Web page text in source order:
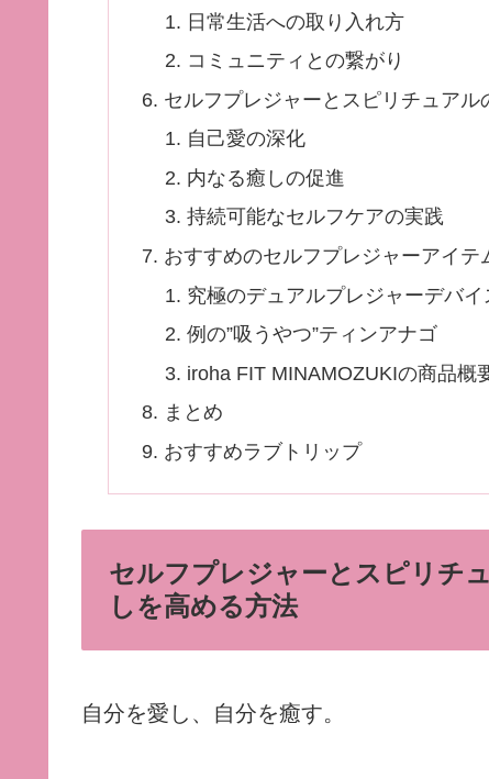
日常生活への取り入れ方
コミュニティとの繋がり
セルフプレジャーとスピリチュアル
自己愛の深化
内なる癒しの促進
持続可能なセルフケアの実践
おすすめのセルフプレジャーアイテ
究極のデュアルプレジャーデバイ
例の”吸うやつ”ティンアナゴ
iroha FIT MINAMOZUKIの商品概
まとめ
おすすめラブトリップ
セルフプレジャーとスピリチ
しを高める方法
自分を愛し、自分を癒す。